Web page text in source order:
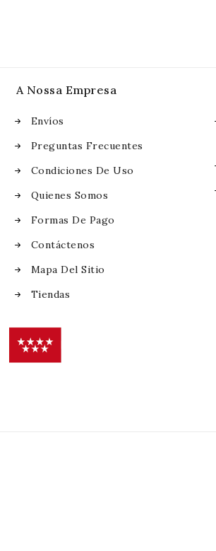
A Nossa Empresa
Envíos
Preguntas Frecuentes
Condiciones De Uso
Quienes Somos
Formas De Pago
Contáctenos
Mapa Del Sitio
Tiendas